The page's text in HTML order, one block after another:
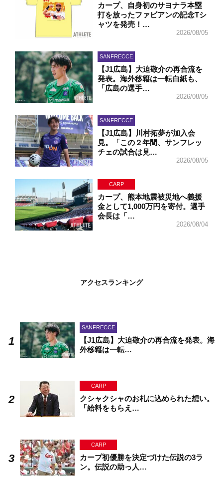
カープ、自身初のサヨナラ本塁
打を放ったファビアンの記念Tシ
ャツを発売！…
2026/08/05
SANFRECCE
【J1広島】大迫敬介の再合流を
発表。海外移籍は一転白紙も、
「広島の選手…
2026/08/05
SANFRECCE
【J1広島】川村拓夢が加入会
見。「この２年間、サンフレッ
チェの試合は見…
2026/08/05
CARP
カープ、熊本地震被災地へ義援
金として1,000万円を寄付。選手
会長は「…
2026/08/04
アクセスランキング
SANFRECCE
【J1広島】大迫敬介の再合流を発表。海
外移籍は一転…
CARP
クシャクシャのお札に込められた想い。
「給料をもらえ…
CARP
カープ初優勝を決定づけた伝説の3ラ
ン。伝説の助っ人…